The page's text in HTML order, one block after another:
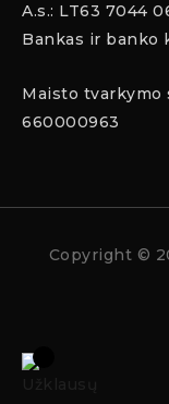
A.s.: LT63 7044
Bankas ir banko
Maisto tvarkymo
660000963
Copyright ©